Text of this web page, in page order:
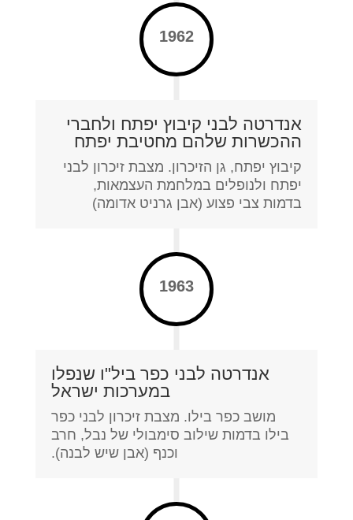
1962
אנדרטה לבני קיבוץ יפתח ולחברי
ההכשרות שלהם מחטיבת יפתח
קיבוץ יפתח, גן הזיכרון. מצבת זיכרון לבני
יפתח ולנופלים במלחמת העצמאות,
בדמות צבי פצוע (אבן גרניט אדומה)
1963
אנדרטה לבני כפר ביל"ו שנפלו
במערכות ישראל
מושב כפר בילו. מצבת זיכרון לבני כפר
בילו בדמות שילוב סימבולי של נבל, חרב
וכנף (אבן שיש לבנה).